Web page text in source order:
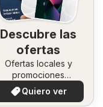
Descubre las
ofertas
Ofertas locales y
promociones
especiales.
Quiero ver